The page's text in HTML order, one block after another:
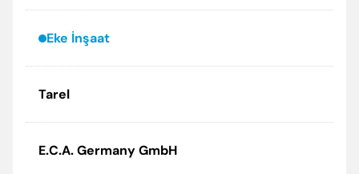
Eke İnşaat
Tarel
E.C.A. Germany GmbH